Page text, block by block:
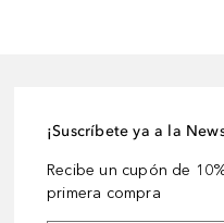
¡Suscríbete ya a la
Recibe un cupón de
primera compra